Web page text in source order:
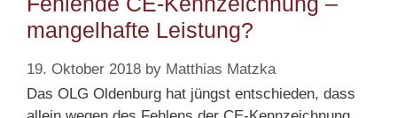
mangelhafte Leistung?
19. Oktober 2018 by Matthias Matzka
Das OLG Oldenburg hat jüngst entschieden, dass